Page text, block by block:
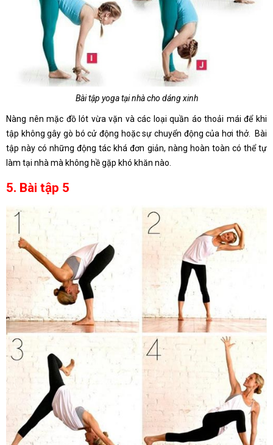
Bài tập yoga tại nhà cho dáng xinh
Nàng nên mặc đồ lót vừa vặn và các loại quần áo thoải mái để khi
tập không gây gò bó cử động hoặc sự chuyển động của hơi thở. Bài
tập này có những động tác khá đơn giản, nàng hoàn toàn có thể tự
làm tại nhà mà không hề gặp khó khăn nào.
5. Bài tập 5